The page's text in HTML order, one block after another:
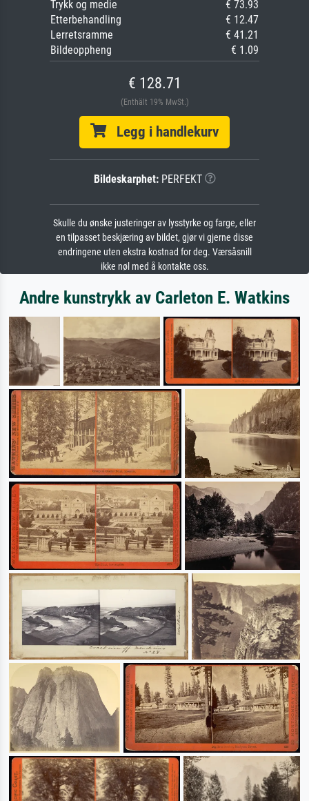
Trykk og medie
€ 73.93
Etterbehandling
€ 12.47
Lerretsramme
€ 41.21
Bildeoppheng
€ 1.09
€ 128.71
(Enthält 19% MwSt.)
Legg i handlekurv
Bildeskarphet:PERFEKT
Skulle du ønske justeringer av lysstyrke og farge, eller
en tilpasset beskjæring av bildet, gjør vi gjerne disse
endringene uten ekstra kostnad for deg. Værsåsnill
ikke nøl med å kontakte oss.
Andre kunstrykk av Carleton E. Watkins